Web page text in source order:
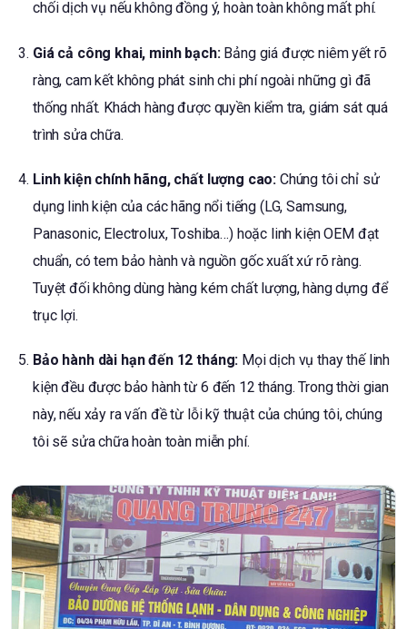
chối dịch vụ nếu không đồng ý, hoàn toàn không mất phí.
Giá cả công khai, minh bạch:Bảng giá được niêm yết rõ
ràng, cam kết không phát sinh chi phí ngoài những gì đã
thống nhất. Khách hàng được quyền kiểm tra, giám sát quá
trình sửa chữa.
Linh kiện chính hãng, chất lượng cao: Chúng tôi chỉ sử
dụng linh kiện của các hãng nổi tiếng (LG, Samsung,
Panasonic, Electrolux, Toshiba…) hoặc linh kiện OEM đạt
chuẩn, có tem bảo hành và nguồn gốc xuất xứ rõ ràng.
Tuyệt đối không dùng hàng kém chất lượng, hàng dựng để
trục lợi.
Bảo hành dài hạn đến 12 tháng: Mọi dịch vụ thay thế linh
kiện đều được bảo hành từ 6 đến 12 tháng. Trong thời gian
này, nếu xảy ra vấn đề từ lỗi kỹ thuật của chúng tôi, chúng
tôi sẽ sửa chữa hoàn toàn miễn phí.